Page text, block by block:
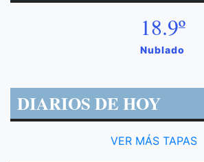
18.9º
Nublado
DIARIOS DE HOY
VER MÁS TAPAS